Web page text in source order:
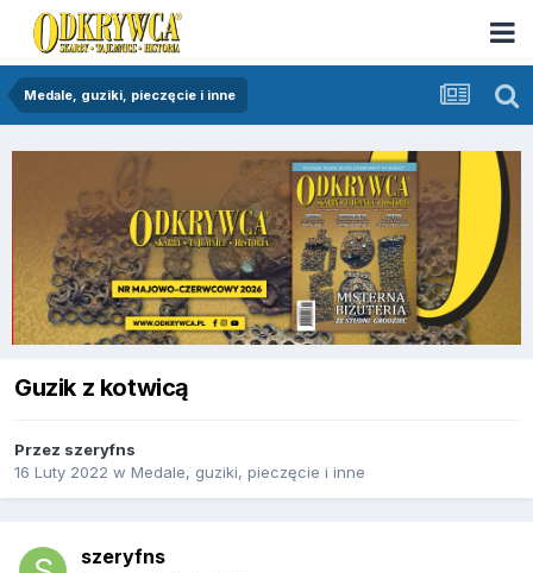
Medale, guziki, pieczęcie i inne
Guzik z kotwicą
Przez szeryfns
16 Luty 2022 w Medale, guziki, pieczęcie i inne
szeryfns